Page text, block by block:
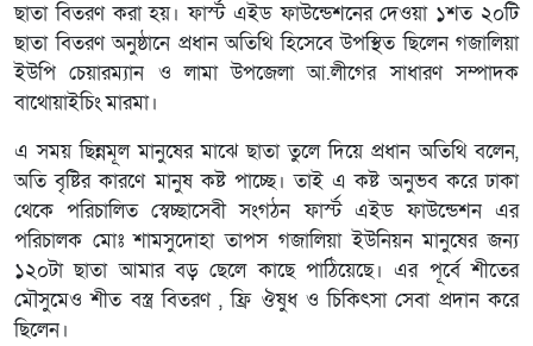
ছাতা বিতরণ করা হয়। ফার্স্ট এইড ফাউন্ডেশনের দেওয়া ১শত ২০টি
ছাতা বিতরণ অনুষ্ঠানে প্রধান অতিথি হিসেবে উপস্থিত ছিলেন গজালিয়া
ইউপি চেয়ারম্যান ও লামা উপজেলা আ.লীগের সাধারণ সম্পাদক
বাথোয়াইচিং মারমা।
এ সময় ছিন্নমূল মানুষের মাঝে ছাতা তুলে দিয়ে প্রধান অতিথি বলেন,
অতি বৃষ্টির কারণে মানুষ কষ্ট পাচ্ছে। তাই এ কষ্ট অনুভব করে ঢাকা
থেকে পরিচালিত স্বেচ্ছাসেবী সংগঠন ফার্স্ট এইড ফাউন্ডেশন এর
পরিচালক মোঃ শামসুদোহা তাপস গজালিয়া ইউনিয়ন মানুষের জন্য
১২০টা ছাতা আমার বড় ছেলে কাছে পাঠিয়েছে। এর পূর্বে শীতের
মৌসুমেও শীত বস্ত্র বিতরণ , ফ্রি ঔষুধ ও চিকিৎসা সেবা প্রদান করে
ছিলেন।